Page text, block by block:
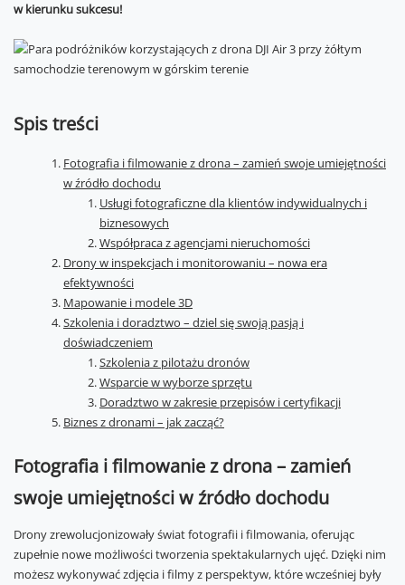
w kierunku sukcesu!
Spis treści
Fotografia i filmowanie z drona – zamień swoje umiejętności
w źródło dochodu
Usługi fotograficzne dla klientów indywidualnych i
biznesowych
Współpraca z agencjami nieruchomości
Drony w inspekcjach i monitorowaniu – nowa era
efektywności
Mapowanie i modele 3D
Szkolenia i doradztwo – dziel się swoją pasją i
doświadczeniem
Szkolenia z pilotażu dronów
Wsparcie w wyborze sprzętu
Doradztwo w zakresie przepisów i certyfikacji
Biznes z dronami – jak zacząć?
Fotografia i filmowanie z drona – zamień
swoje umiejętności w źródło dochodu
Drony zrewolucjonizowały świat fotografii i filmowania, oferując
zupełnie nowe możliwości tworzenia spektakularnych ujęć. Dzięki nim
możesz wykonywać zdjęcia i filmy z perspektyw, które wcześniej były